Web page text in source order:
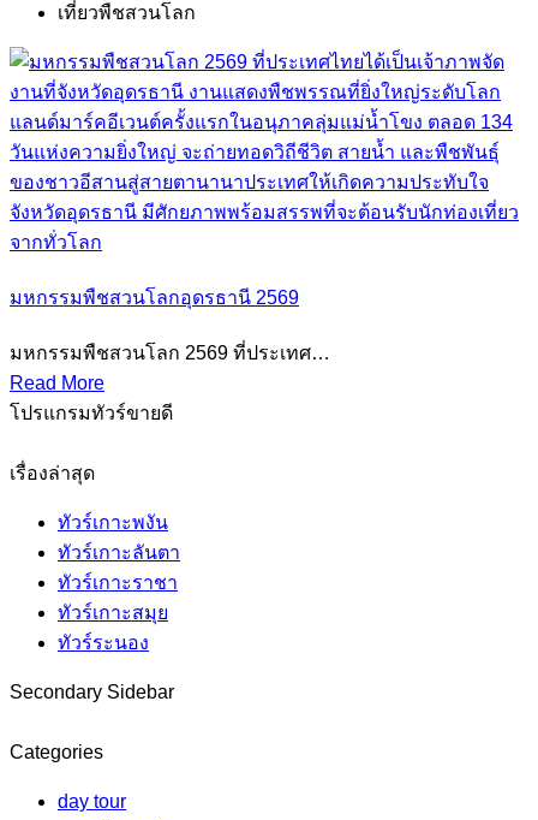
เที่ยวพืชสวนโลก
มหกรรมพืชสวนโลกอุดรธานี 2569
มหกรรมพืชสวนโลก 2569 ที่ประเทศ…
Read More
โปรแกรมทัวร์ขายดี
เรื่องล่าสุด
ทัวร์เกาะพงัน
ทัวร์เกาะลันตา
ทัวร์เกาะราชา
ทัวร์เกาะสมุย
ทัวร์ระนอง
Secondary Sidebar
Categories
day tour